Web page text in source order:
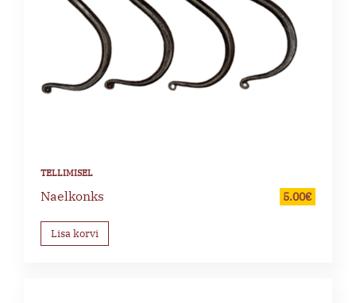
Naelkonks 5.00€
Lisa korvi